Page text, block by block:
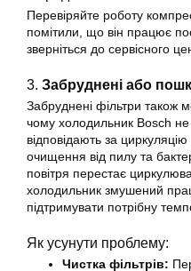
Перевіряйте роботу
помітили, що він працює
зверніться до сервісного
3. Забруднені або
Забруднені фільтри також
чому холодильник Bosch не
відповідають за
очищення від пилу та
повітря перестає
холодильник змушений
підтримувати потрібну
Як усунути проблему:
Чистка фільтрів: